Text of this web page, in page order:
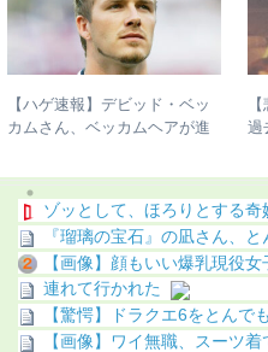
【ハゲ速報】デビッド・ベッ
カムさん、ベッカムヘアが進
過
ゾッとして、ほろりとする奇
『瑠璃の宝石』の凪さん、
【画像】顔もいい爆乳現役
連れて行かれた
【驚愕】ドラクエ6をとんで
【画像】ワイ無職、スーツ